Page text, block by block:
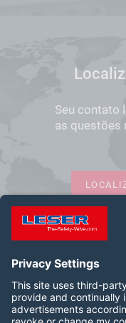
Seu contato
as questões